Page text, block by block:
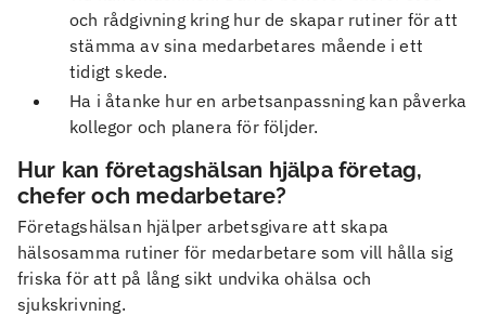
och rådgivning kring hur de skapar rutiner för att
stämma av sina medarbetares mående i ett
tidigt skede.
Ha i åtanke hur en arbetsanpassning kan påverka
kollegor och planera för följder.
Hur kan företagshälsan hjälpa företag,
chefer och medarbetare?
Företagshälsan hjälper arbetsgivare att skapa
hälsosamma rutiner för medarbetare som vill hålla sig
friska för att på lång sikt undvika ohälsa och
sjukskrivning.